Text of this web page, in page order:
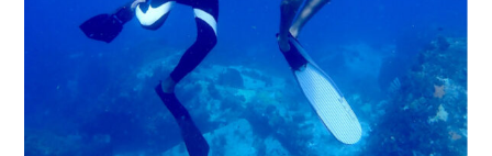
PLONGÉE PASSION